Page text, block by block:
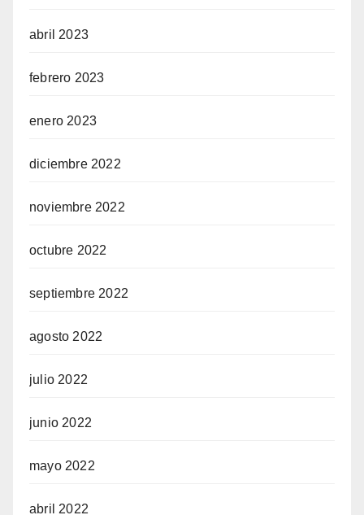
abril 2023
febrero 2023
enero 2023
diciembre 2022
noviembre 2022
octubre 2022
septiembre 2022
agosto 2022
julio 2022
junio 2022
mayo 2022
abril 2022